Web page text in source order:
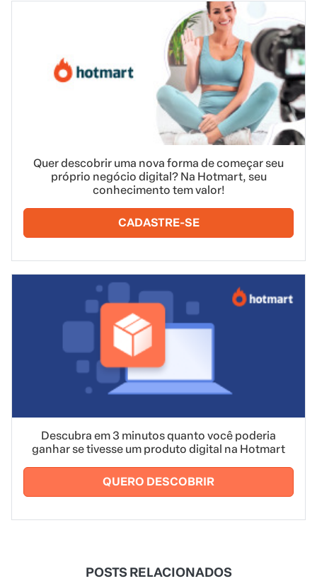
Quer descobrir uma nova forma de começar seu
próprio negócio digital? Na Hotmart, seu
conhecimento tem valor!
CADASTRE-SE
Descubra em 3 minutos quanto você poderia
ganhar se tivesse um produto digital na Hotmart
QUERO DESCOBRIR
POSTS RELACIONADOS